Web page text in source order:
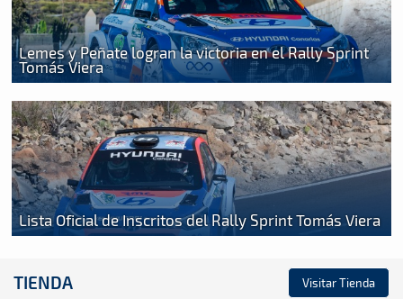
Lemes y Peñate logran la victoria en el Rally Sprint
Tomás Viera
Lista Oficial de Inscritos del Rally Sprint Tomás Viera
TIENDA Visitar Tienda